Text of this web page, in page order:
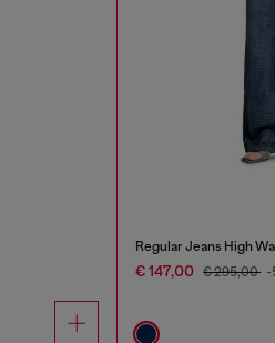
Regular Jeans High
€ 147,00 € 295,00 -